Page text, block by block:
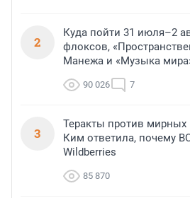
2
Куда пойти 31 июля–2
флоксов,
Манежа и «Музыка
90 026 7
3
Теракты против мирных
Ким ответила, почему
Wildberries
85 870